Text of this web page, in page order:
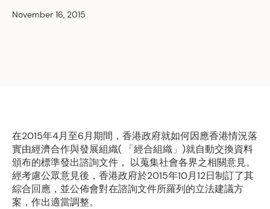
November 16, 2015
在2015年4月至6月期間，香港政府就如何因應香港情況落
實由經濟合作與發展組織( 「經合組織」)就自動交換資料
頒布的標準發出諮詢文件， 以蒐集社會各界之相關意見。
經考慮公眾意見後，香港政府於2015年10月12日制訂了其
綜合回應，並公佈會對在諮詢文件所羅列的立法建議方
案，作出適當調整。